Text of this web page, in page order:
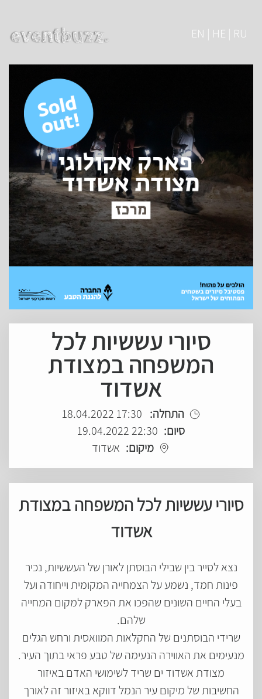
EN | HE | RU
סיורי עששיות לכל
המשפחה במצודת
אשדוד
התחלה: 17:30 18.04.2022
סיום: 22:30 19.04.2022
מיקום: אשדוד
סיורי עששיות לכל המשפחה במצודת
אשדוד
נצא לסייר בין שבילי הבוסתן לאורן של העששיות, נכיר
פינות חמד, נשמע על הצמחייה המקומית וייחודה ועל
בעלי החיים השונים שהפכו את הפארק למקום המחייה
שלהם.
שרידי הבוסתנים של החקלאות המוואסית ורחש הגלים
מנעימים את האווירה הנעימה של טבע פראי בתוך העיר.
מצודת אשדוד ים שריד לשימושי האדם באיזור
החשיבות של מיקום עיר הנמל דווקא באיזור זה לאורך